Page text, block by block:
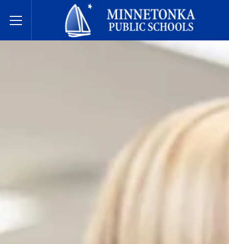
Toggle Menu
Державні школи Міннетонки